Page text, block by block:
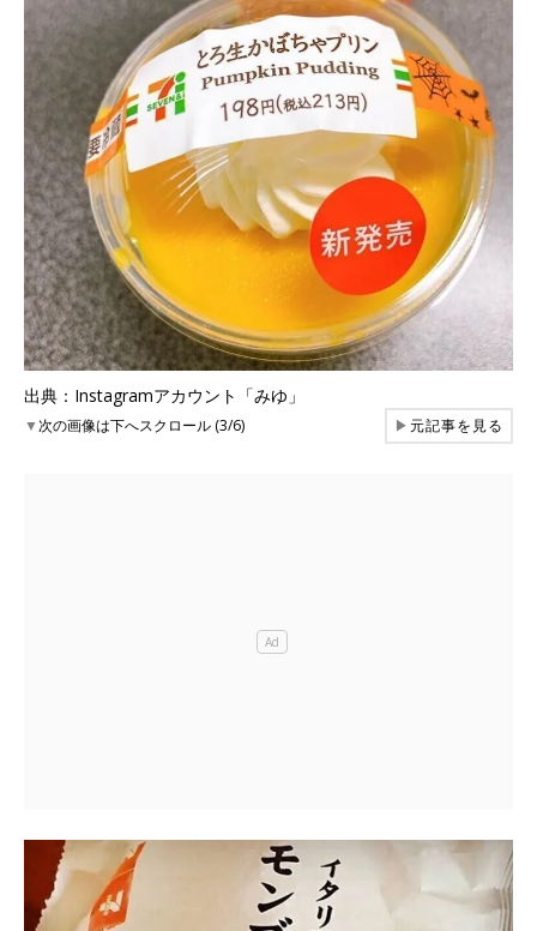
出典：Instagramアカウント「みゆ」
▼次の画像は下へスクロール (3/6) ▶元記事を見る